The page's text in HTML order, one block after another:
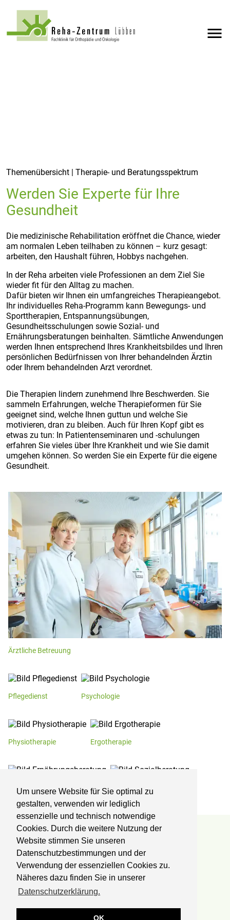
Um unsere Website für Sie optimal zu
gestalten, verwenden wir lediglich
essenzielle und technisch notwendige
Cookies. Durch die weitere Nutzung der
Website stimmen Sie unseren
Datenschutzbestimmungen und der
Verwendung der essenziellen Cookies zu.
Näheres dazu finden Sie in unserer
Datenschutzerklärung.
OK
menu
Themenübersicht | Therapie- und Beratungsspektrum
Werden Sie Experte für Ihre
Gesundheit
Die medizinische Rehabilitation eröffnet die Chance, wieder
am normalen Leben teilhaben zu können – kurz gesagt:
arbeiten, den Haushalt führen, Hobbys nachgehen.
In der Reha arbeiten viele Professionen an dem Ziel Sie
wieder fit für den Alltag zu machen.
Dafür bieten wir Ihnen ein umfangreiches Therapieangebot.
Ihr individuelles Reha-Programm kann Bewegungs- und
Sporttherapien, Entspannungsübungen,
Gesundheitsschulungen sowie Sozial- und
Ernährungsberatungen beinhalten. Sämtliche Anwendungen
werden Ihnen entsprechend Ihres Krankheitsbildes und Ihren
persönlichen Bedürfnissen von Ihrer behandelnden Ärztin
oder Ihrem behandelnden Arzt verordnet.
Die Therapien lindern zunehmend Ihre Beschwerden. Sie
sammeln Erfahrungen, welche Therapieformen für Sie
geeignet sind, welche Ihnen guttun und welche Sie
motivieren, dran zu bleiben. Auch für Ihren Kopf gibt es
etwas zu tun: In Patientenseminaren und -schulungen
erfahren Sie vieles über Ihre Krankheit und wie Sie damit
umgehen können. So werden Sie ein Experte für die eigene
Gesundheit.
Ärztliche Betreuung
Pflegedienst Psychologie
Physiotherapie Ergotherapie
Ernährungsberatung Sozialberatung
Reha-Zentrum Lübben
Kliniken Professor Dr. Schedel GmbH
Fachklinik für Orthopädie und Onkologie
Postbautenstr. 50
Telefon:03546 238-0